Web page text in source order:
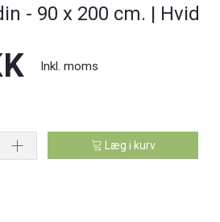
- 90 x 200 cm. | Hvid
Inkl. moms
Læg i kurv